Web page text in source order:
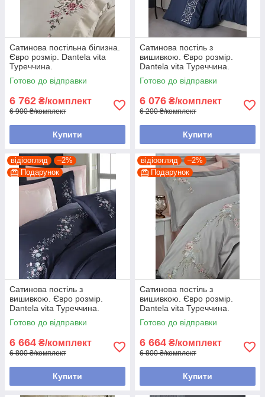
Сатинова постільна білизна.
Євро розмір. Dantela vita
Туреччина.
Готово до відправки
6 762 ₴/комплект
6 900 ₴/комплект
Купити
Сатинова постіль з
вишивкою. Євро розмір.
Dantela vita Туреччина.
Готово до відправки
6 076 ₴/комплект
6 200 ₴/комплект
Купити
відіоогляд
–2%
Подарунок
Сатинова постіль з
вишивкою. Євро розмір.
Dantela vita Туреччина.
Готово до відправки
6 664 ₴/комплект
6 800 ₴/комплект
Купити
відіоогляд
–2%
Подарунок
Сатинова постіль з
вишивкою. Євро розмір.
Dantela vita Туреччина.
Готово до відправки
6 664 ₴/комплект
6 800 ₴/комплект
Купити